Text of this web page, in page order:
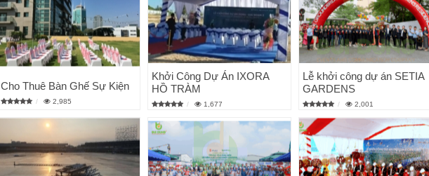
Cho Thuê Bàn Ghế Sự Kiện
2,985
Khởi Công Dự Án IXORA
HỒ TRÀM
1,677
Lễ khởi công dự án SETIA
GARDENS
2,001